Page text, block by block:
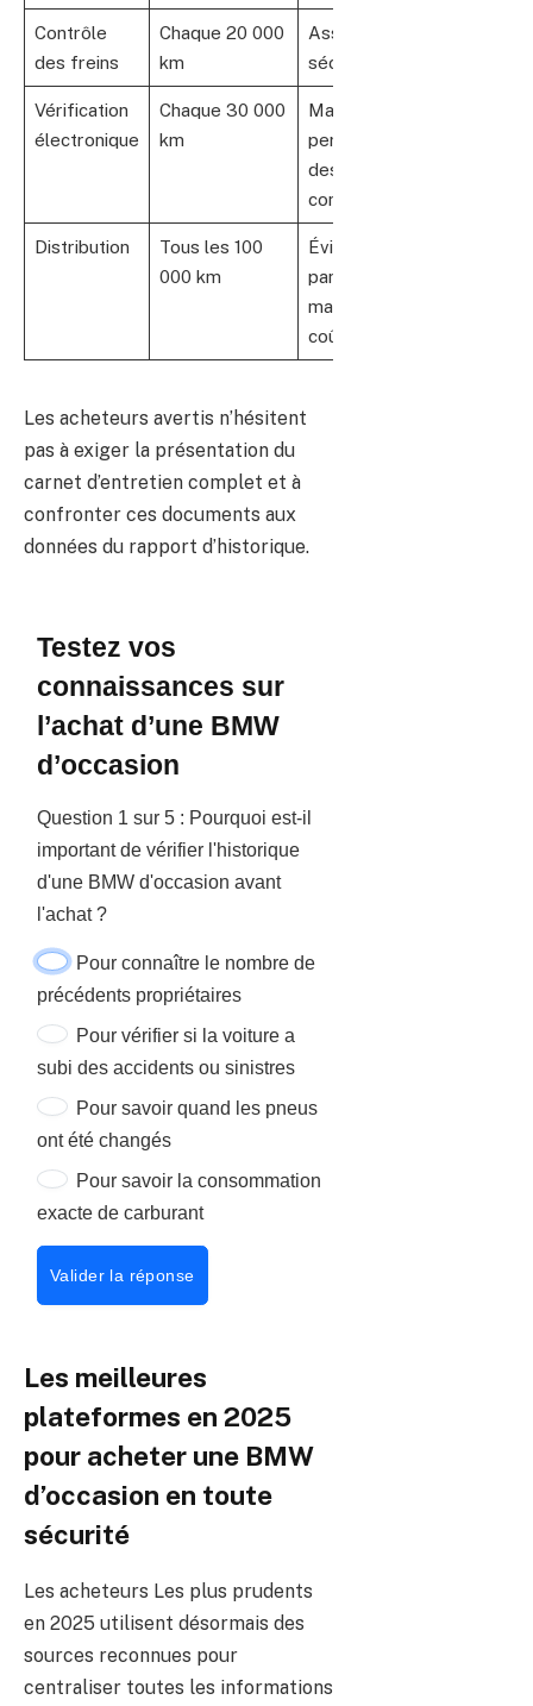
Contrôle
des freins
Chaque 20 000
km
Assure la
sécurité
Vérification
électronique
Chaque 30 000
km
Maintient les
performances
des aides à la
conduite
Distribution
Tous les 100
000 km
Évite des
pannes
majeures
coûteuses
Les acheteurs avertis n’hésitent
pas à exiger la présentation du
carnet d’entretien complet et à
confronter ces documents aux
données du rapport d’historique.
Testez vos
connaissances sur
l’achat d’une BMW
d’occasion
Question 1 sur 5 : Pourquoi est-il
important de vérifier l'historique
d'une BMW d'occasion avant
l'achat ?
Pour connaître le nombre de
précédents propriétaires
Pour vérifier si la voiture a
subi des accidents ou sinistres
Pour savoir quand les pneus
ont été changés
Pour savoir la consommation
exacte de carburant
Valider la réponse
Les meilleures
plateformes en 2025
pour acheter une BMW
d’occasion en toute
sécurité
Les acheteurs Les plus prudents
en 2025 utilisent désormais des
sources reconnues pour
centraliser toutes les informations